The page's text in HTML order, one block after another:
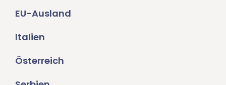
EU-Ausland
Italien
Österreich